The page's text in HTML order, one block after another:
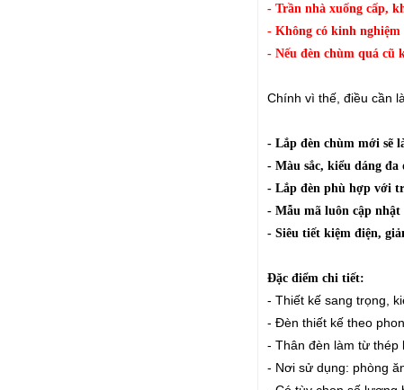
- Trần nhà xuống cấp,
- Không có kinh
- Nếu đèn chùm quá cũ
Chính vì thế, điều cần
- Lắp đèn chùm mới sẽ
- Màu sắc, kiểu dáng
- Lắp đèn phù hợp với
- Mẫu mã luôn cập
- Siêu tiết kiệm điện,
Đặc điểm chi tiết:
- Thiết kế sang trọng,
- Đèn thiết kế theo
- Thân đèn làm từ thép
- Nơi sử dụng: phòng